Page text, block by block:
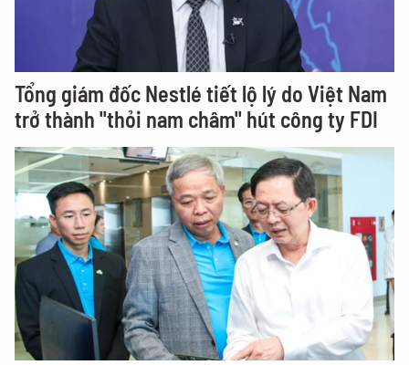
Tổng giám đốc Nestlé tiết lộ lý do Việt Nam
trở thành "thỏi nam châm" hút công ty FDI